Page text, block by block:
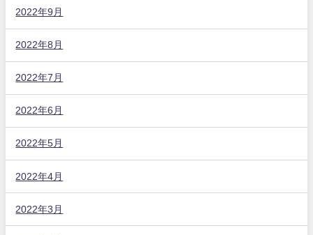
2022年9月
2022年8月
2022年7月
2022年6月
2022年5月
2022年4月
2022年3月